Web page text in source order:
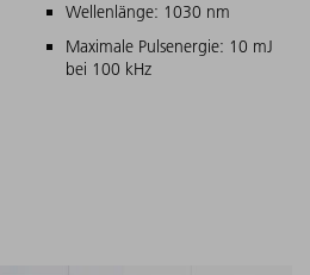
Wellenlänge: 1030 nm
Maximale Pulsenergie: 10 mJ
bei 100 kHz